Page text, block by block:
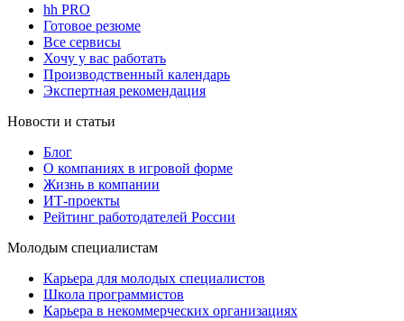
hh PRO
Готовое резюме
Все сервисы
Хочу у вас работать
Производственный календарь
Экспертная рекомендация
Новости и статьи
Блог
О компаниях в игровой форме
Жизнь в компании
ИТ-проекты
Рейтинг работодателей России
Молодым специалистам
Карьера для молодых специалистов
Школа программистов
Карьера в некоммерческих организациях